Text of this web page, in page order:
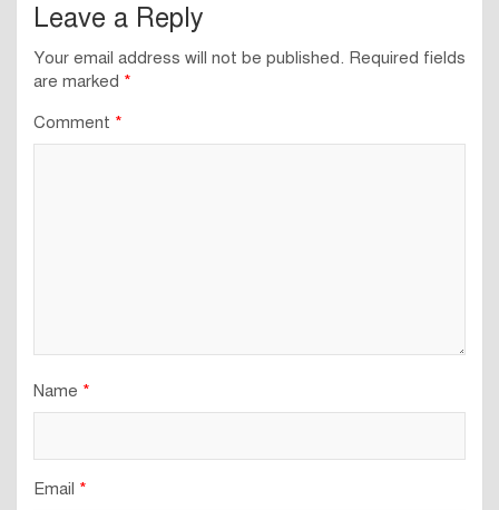
Leave a Reply
Your email address will not be published. Required fields
are marked *
Comment *
Name *
Email *